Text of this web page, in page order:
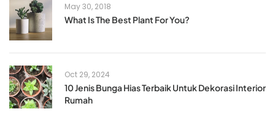
May 30, 2018
What Is The Best Plant For You?
Oct 29, 2024
10 Jenis Bunga Hias Terbaik Untuk Dekorasi Interior
Rumah